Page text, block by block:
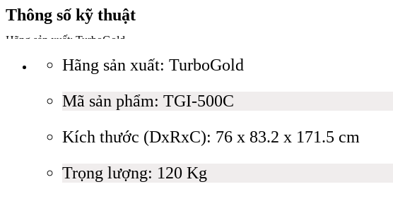
Kết nối nguồn điện và nguồn nước.
Kiểm tra thùng chứa, đảm bảo khoảng trống thoát đá.
Máy tự động vận hành cho đến khi thùng đầy.
Khi cần đá, mở cửa thùng và lấy đá trực tiếp.
2. Lưu ý trong quá trình vận hành
Hãng sản xuất: TurboGold
Kích thước (DxRxC):76 x 83.2 x 171.5cm
120 Kg
Năng suất::
225kg/24h
12 tháng
Tần số (Hz):50Hz
Điện áp (V):220V
Kiểu lắp đặt:Độc lập
Thông số kỹ thuật
Hãng sản xuất: TurboGold
Mã sản phẩm: TGI-500C
Kích thước (DxRxC): 76 x 83.2 x 171.5 cm
Trọng lượng: 120 Kg